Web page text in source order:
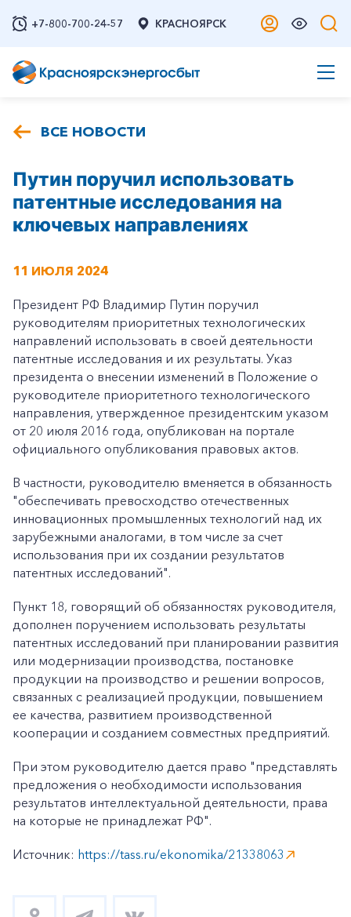
+7-800-700-24-57 КРАСНОЯРСК
ВСЕ НОВОСТИ
Путин поручил использовать
патентные исследования на
ключевых направлениях
11 ИЮЛЯ 2024
Президент РФ Владимир Путин поручил
руководителям приоритетных технологических
направлений использовать в своей деятельности
патентные исследования и их результаты. Указ
президента о внесении изменений в Положение о
руководителе приоритетного технологического
направления, утвержденное президентским указом
от 20 июля 2016 года, опубликован на портале
официального опубликования правовых актов.
В частности, руководителю вменяется в обязанность
"обеспечивать превосходство отечественных
инновационных промышленных технологий над их
зарубежными аналогами, в том числе за счет
использования при их создании результатов
патентных исследований".
Пункт 18, говорящий об обязанностях руководителя,
дополнен поручением использовать результаты
патентных исследований при планировании развития
или модернизации производства, постановке
продукции на производство и решении вопросов,
связанных с реализацией продукции, повышением
ее качества, развитием производственной
кооперации и созданием совместных предприятий.
При этом руководителю дается право "представлять
предложения о необходимости использования
результатов интеллектуальной деятельности, права
на которые не принадлежат РФ".
Источник: https://tass.ru/ekonomika/21338063